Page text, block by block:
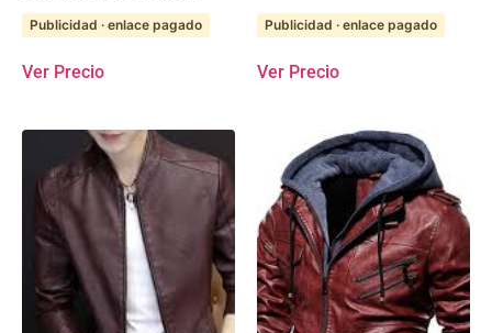
Publicidad · enlace pagado
Ver Precio
Publicidad · enlace pagado
Ver Precio